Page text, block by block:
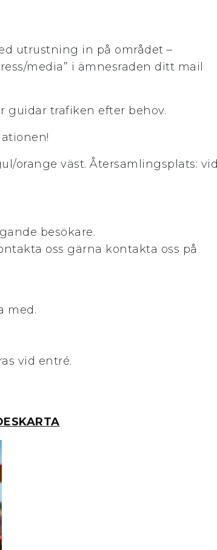
utrustning in på området –
media” i ämnesraden ditt mail
guidar trafiken efter behov.
orange väst. Återsamlingsplats: vid
besökare.
oss gärna kontakta oss på
med.
vid entré.